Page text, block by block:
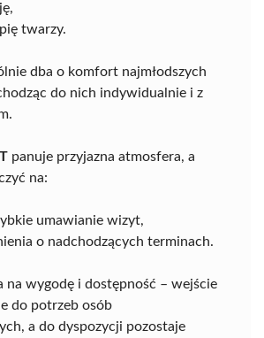
twarzy.
dba o komfort najmłodszych
do nich indywidualnie i z
panuje przyjazna atmosfera, a
na:
umawianie wizyt,
o nadchodzących terminach.
na wygodę i dostępność – wejście
do potrzeb osób
a do dyspozycji pozostaje